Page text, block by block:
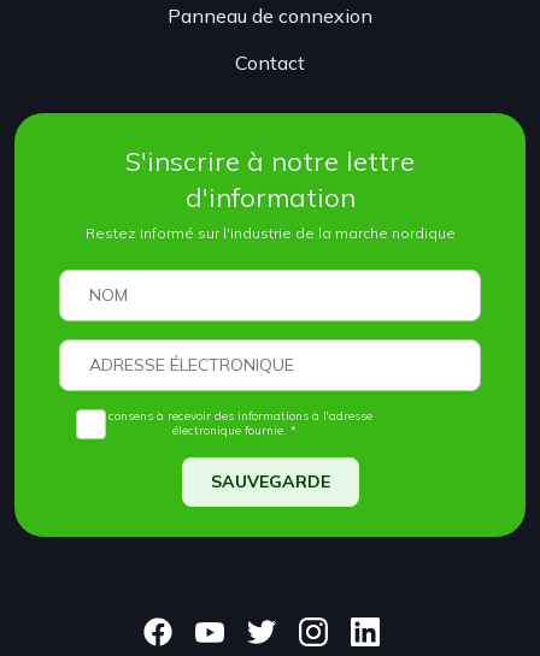
Panneau de connexion
Contact
S'inscrire à notre lettre
d'information
Restez informé sur l'industrie de la marche nordique
Je consens à recevoir des informations à l'adresse
électronique fournie. *
SAUVEGARDE